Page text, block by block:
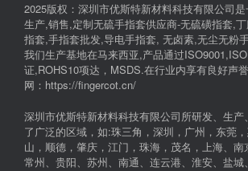
2025版权：深圳市优斯特新材料科技有限公司
生产,销售,定制无硫手指套供应商-无硫磺指套,
指套,手指套批发,导电手指套, 无卤素,无尘无粉
我们生产基地在马来西亚,产品通过
证,ROHS10项达，MSDS.在行业内享有良好声
网：https://fingercot.cn/
深圳市优斯特新材料科技有限公司所研发、生产
了广泛的区域，如:珠三角，深圳，广州，东莞
山，顺德，肇庆，江门，珠海，茂名，上海、南
常州、贵阳、苏州、南通、连云港、淮安、盐